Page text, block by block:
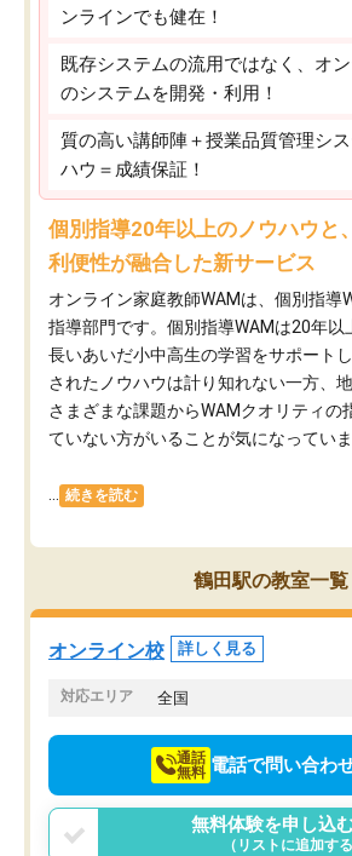
ンラインでも健在！
既存システムの流用ではなく、オ
のシステムを開発・利用！
質の高い講師陣＋授業品質管理シ
ハウ＝成績保証！
個別指導20年以上のノウハウと
利便性が融合した新サービス
オンライン家庭教師WAMは、個別指導
指導部門です。個別指導WAMは20年以
長いあいだ小中高生の学習をサポート
されたノウハウは計り知れない一方、
さまざまな課題からWAMクオリティの
ていない方がいることが気になっていま
続きを読む
鶴田駅の教室一覧
オンライン校 詳しく見る
対応エリア 全国
通話
無料 電話で問い合わ
無料体験を申し込
（リストに追加する